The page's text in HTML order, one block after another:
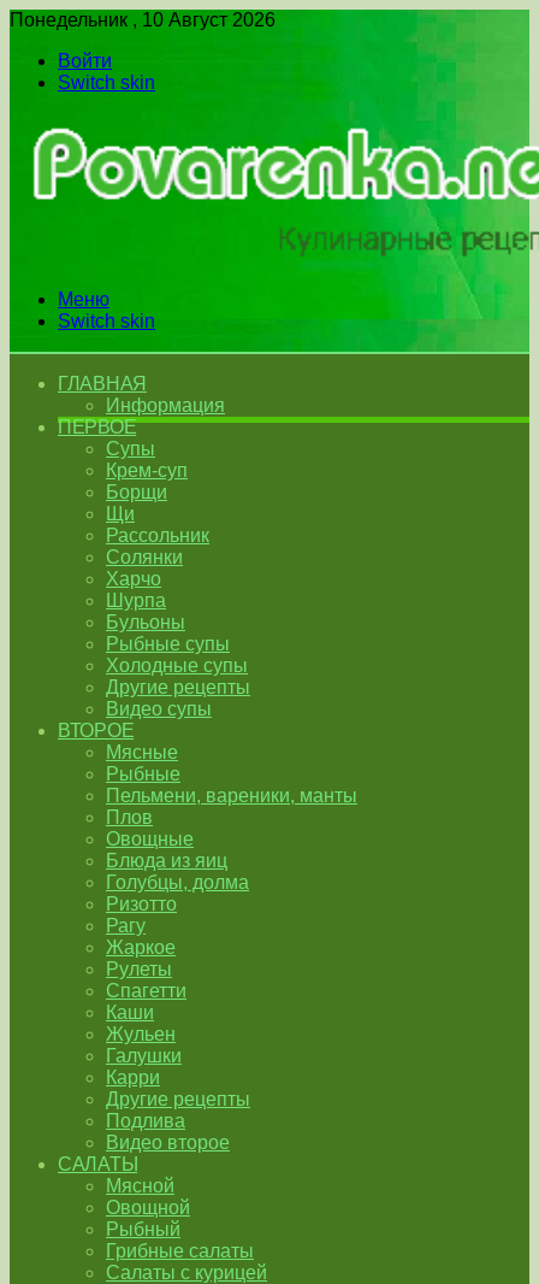
Понедельник , 10 Август 2026
Войти
Switch skin
Меню
Switch skin
ГЛАВНАЯ
Информация
ПЕРВОЕ
Супы
Крем-суп
Борщи
Щи
Рассольник
Солянки
Харчо
Шурпа
Бульоны
Рыбные супы
Холодные супы
Другие рецепты
Видео супы
ВТОРОЕ
Мясные
Рыбные
Пельмени, вареники, манты
Плов
Овощные
Блюда из яиц
Голубцы, долма
Ризотто
Рагу
Жаркое
Рулеты
Спагетти
Каши
Жульен
Галушки
Карри
Другие рецепты
Подлива
Видео второе
САЛАТЫ
Мясной
Овощной
Рыбный
Грибные салаты
Салаты с курицей